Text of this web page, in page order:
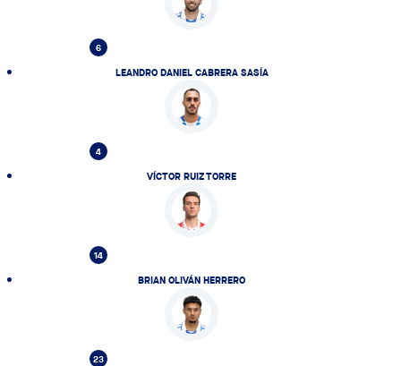
6
LEANDRO DANIEL CABRERA SASÍA
4
VÍCTOR RUIZ TORRE
14
BRIAN OLIVÁN HERRERO
23